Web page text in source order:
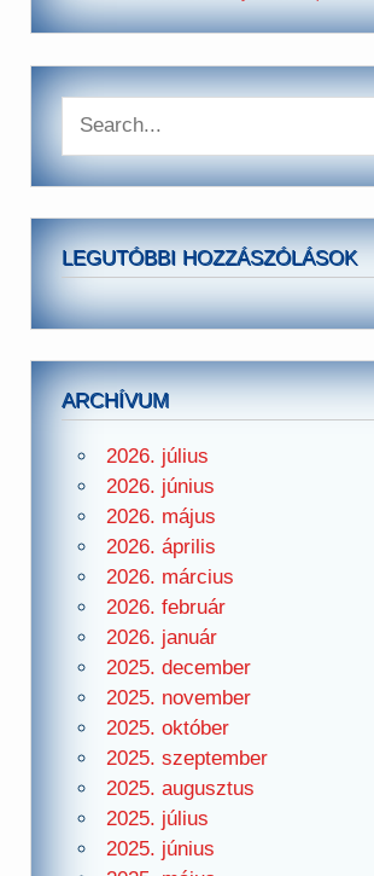
LEGUTÓBBI HOZZÁSZÓLÁSOK
ARCHÍVUM
2026. július
2026. június
2026. május
2026. április
2026. március
2026. február
2026. január
2025. december
2025. november
2025. október
2025. szeptember
2025. augusztus
2025. július
2025. június